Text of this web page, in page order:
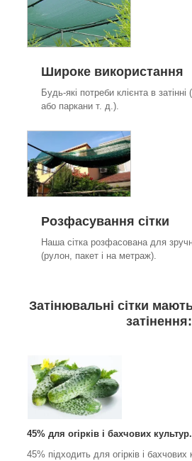
Широке використання
Будь-які потреби клієнта в
або паркани т. д.).
Розфасування сітки
Наша сітка розфасована для
(рулон, пакет і на метраж).
Затінювальні сітки
затінення:
45% для огірків і бахчових культур.
45% підходить для огірків і